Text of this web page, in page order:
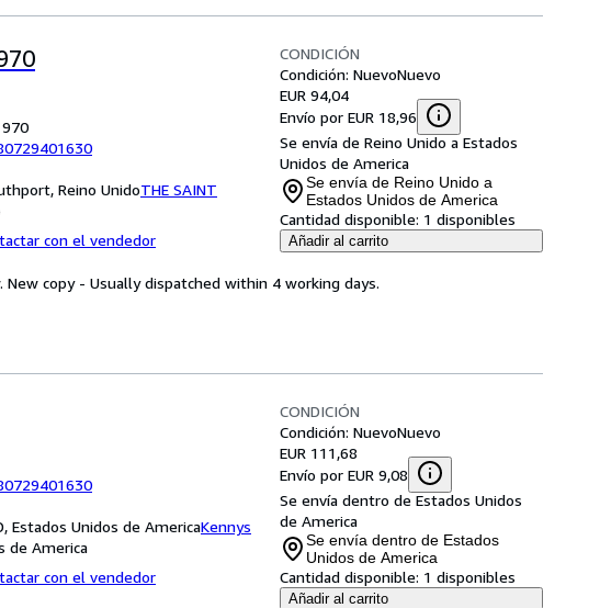
Reino UnidoTHE SAINT
con el vendedor
CONDICIÓN
Condición: NuevoNuevo
EUR 94,04
Envío por EUR 18,96
Se envía de Reino Unido a Estados
Unidos de America
Se envía de Reino Unido a
Estados Unidos de America
Cantidad disponible: 1 disponibles
Añadir al carrito
New copy - Usually dispatched within 4 working days.
Estados Unidos de AmericaKennys
de America
con el vendedor
CONDICIÓN
Condición: NuevoNuevo
EUR 111,68
Envío por EUR 9,08
Se envía dentro de Estados Unidos
de America
Se envía dentro de Estados
Unidos de America
Cantidad disponible: 1 disponibles
Añadir al carrito